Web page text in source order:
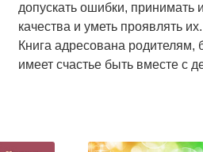
допускать ошибки, принимать
качества и уметь проявлять
Книга адресована
имеет счастье быть вместе с